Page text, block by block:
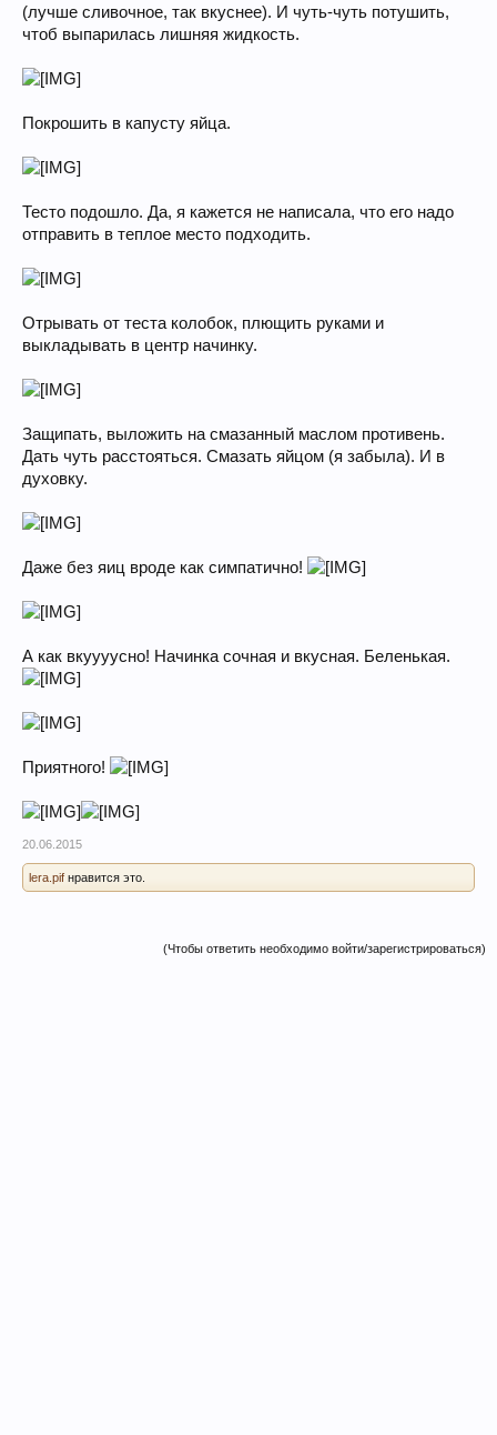
(лучше сливочное, так вкуснее). И чуть-чуть потушить,
чтоб выпарилась лишняя жидкость.
Покрошить в капусту яйца.
Тесто подошло. Да, я кажется не написала, что его надо
отправить в теплое место подходить.
Отрывать от теста колобок, плющить руками и
выкладывать в центр начинку.
Защипать, выложить на смазанный маслом противень.
Дать чуть расстояться. Смазать яйцом (я забыла). И в
духовку.
Даже без яиц вроде как симпатично!
А как вкуууусно! Начинка сочная и вкусная. Беленькая.
Приятного!
20.06.2015
lera.pif нравится это.
(Чтобы ответить необходимо войти/зарегистрироваться)